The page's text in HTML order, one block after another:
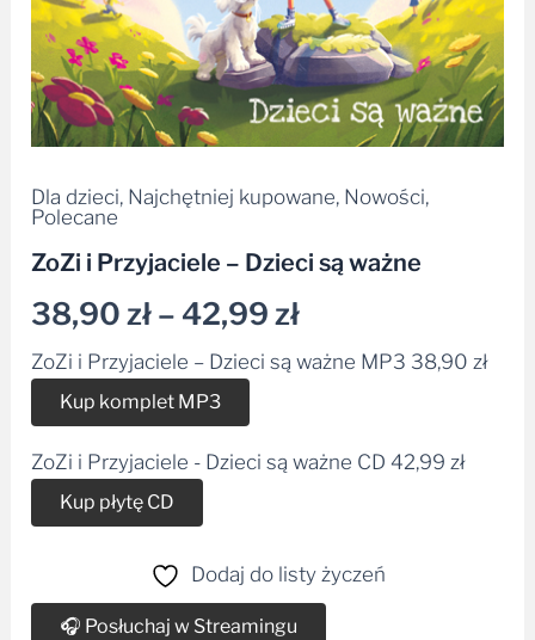
Dla dzieci, Najchętniej kupowane, Nowości,
Polecane
ZoZi i Przyjaciele – Dzieci są ważne
38,90zł– 42,99zł
ZoZi i Przyjaciele – Dzieci są ważne MP3 38,90zł
Kup komplet MP3
ZoZi i Przyjaciele - Dzieci są ważne CD 42,99zł
Kup płytę CD
Dodaj do listy życzeń
🎧 Posłuchaj w Streamingu